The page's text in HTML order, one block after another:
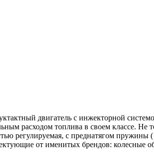
двигатель с инжекторной
расходом топлива в своем классе.
регулируемая, с преднатягом пружины
от именитых брендов: колесные